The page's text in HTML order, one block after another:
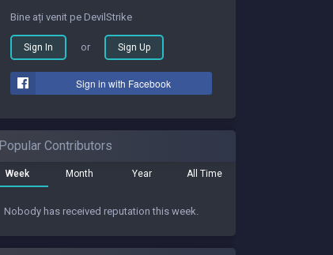
Bine ați venit pe DevilStrike
Sign In or Sign Up
Sign in with Facebook
Popular Contributors
Week Month Year All Time
Nobody has received reputation this week.